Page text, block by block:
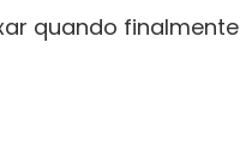
quando finalmente